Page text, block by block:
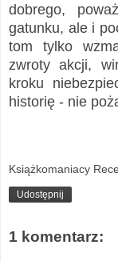
dobrego,
gatunku, ale i
tom tylko
zwroty akcji,
kroku
historię - nie
Książkomaniacy
Udostępnij
1 komentarz: